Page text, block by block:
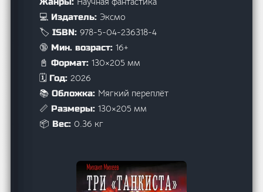
💻 Издатель: Эксмо
🏷️ ISBN:978-5-04-236318-4
🔞 Мин. возраст:16+
📓 Формат:130×205 мм
🗓️ Год:2026
📚 Обложка: Мягкий переплёт
📏 Размеры:130×205 мм
📦 Вес:0.36 кг